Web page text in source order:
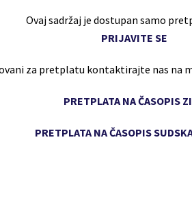
Ovaj sadržaj je dostupan samo
PRIJAVITE SE
za pretplatu kontaktirajte nas na
PRETPLATA NA ČASOPIS
PRETPLATA NA ČASOPIS